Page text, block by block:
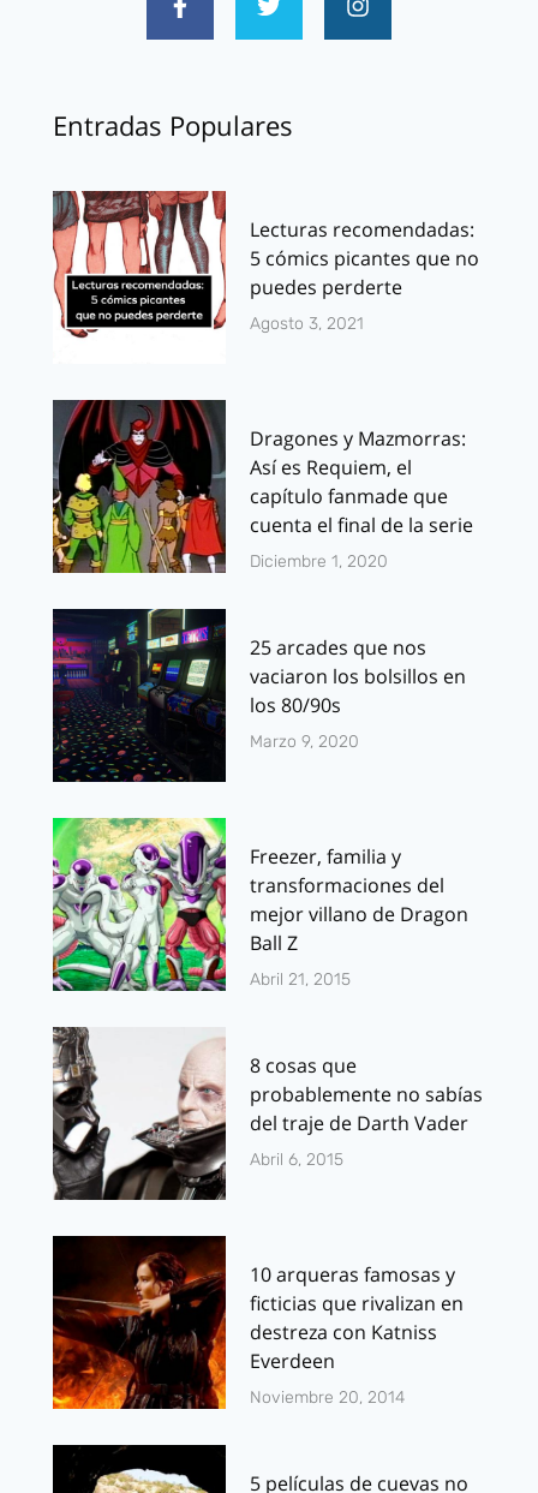
Entradas Populares
Lecturas recomendadas:
5 cómics picantes que no
puedes perderte
Agosto 3, 2021
Dragones y Mazmorras:
Así es Requiem, el
capítulo fanmade que
cuenta el final de la serie
Diciembre 1, 2020
25 arcades que nos
vaciaron los bolsillos en
los 80/90s
Marzo 9, 2020
Freezer, familia y
transformaciones del
mejor villano de Dragon
Ball Z
Abril 21, 2015
8 cosas que
probablemente no sabías
del traje de Darth Vader
Abril 6, 2015
10 arqueras famosas y
ficticias que rivalizan en
destreza con Katniss
Everdeen
Noviembre 20, 2014
5 películas de cuevas no